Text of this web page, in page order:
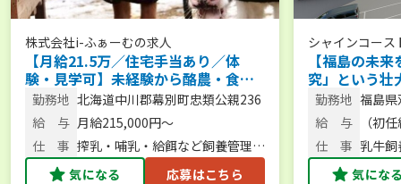
株式会社i-ふぁーむの求人
【月給21.5万／住宅手当あり／体
験・見学可】未経験から酪農・食
育・6次化まで幅広く学べる環境で一
緒に牧場を盛り上げませんか？
勤務地 北海道中川郡幕別町忠類公親236
給 与 月給215,000円～
仕 事 搾乳・哺乳・給餌など飼養管理、
酪農体験サポート
気になる 応募はこちら
シャインコース
【福島の未
究」という壮
なたの市場
ませんか？
勤務地 福島
松24
給 与
（初
仕 事 乳牛
気にな